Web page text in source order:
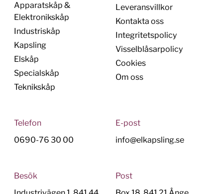
Apparatskåp &
Elektronikskåp
Industriskåp
Kapsling
Elskåp
Specialskåp
Teknikskåp
Leveransvillkor
Kontakta oss
Integritetspolicy
Visselblåsarpolicy
Cookies
Om oss
Telefon
0690-76 30 00
E-post
info@elkapsling.se
Besök
Post